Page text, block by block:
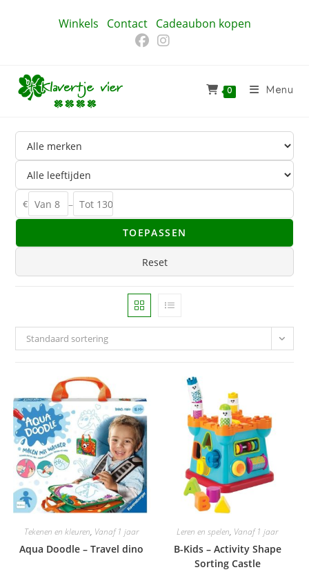
Winkels Contact Cadeaubon kopen
0 Menu
€ –
TOEPASSEN
Reset
Standaard sortering
Tekenen en kleuren, Vanaf 1 jaar
Aqua Doodle – Travel dino
Leren en spelen, Vanaf 1 jaar
B-Kids – Activity Shape
Sorting Castle